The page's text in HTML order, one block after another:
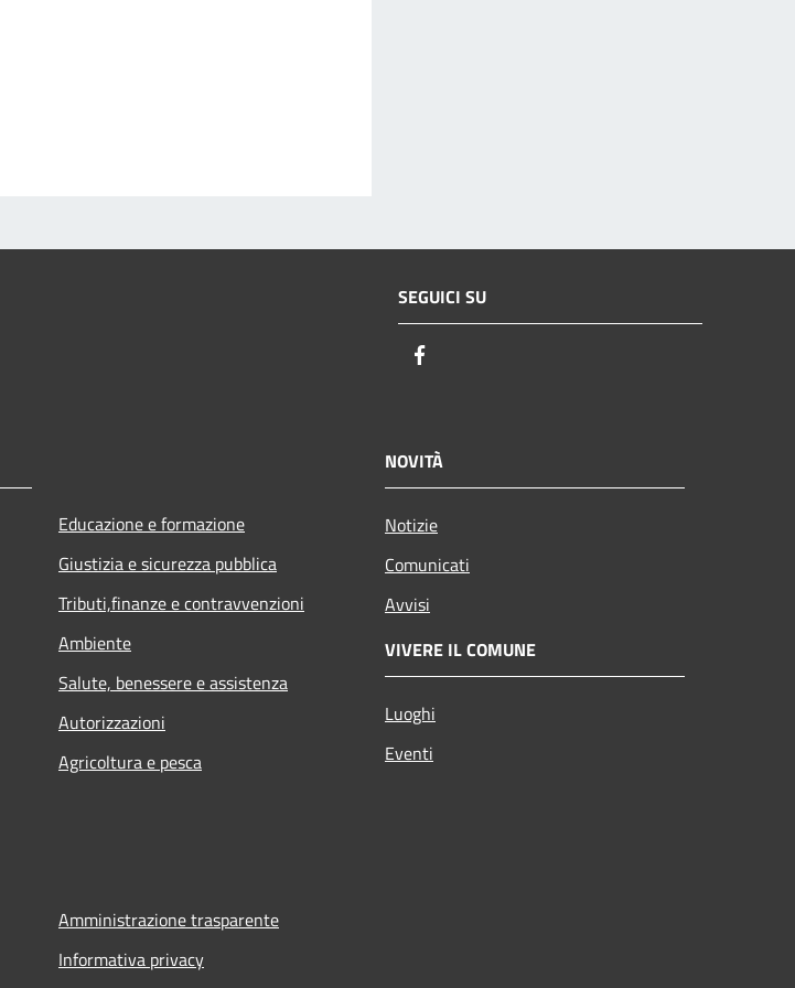
SEGUICI SU
Educazione e formazione
Giustizia e sicurezza pubblica
Tributi,finanze e contravvenzioni
Ambiente
Salute, benessere e assistenza
Autorizzazioni
Agricoltura e pesca
NOVITÀ
Notizie
Comunicati
Avvisi
VIVERE IL COMUNE
Luoghi
Eventi
Amministrazione trasparente
Informativa privacy